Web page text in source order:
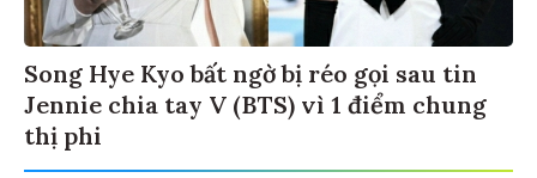
Song Hye Kyo bất ngờ bị réo gọi sau tin
Jennie chia tay V (BTS) vì 1 điểm chung
thị phi